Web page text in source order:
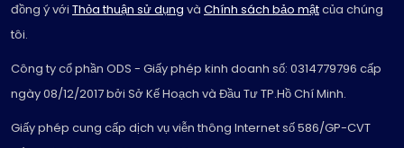
đồng ý với Thỏa thuận sử dụng và Chính sách bảo mậtcủa chúng
tôi.
Công ty cổ phần ODS - Giấy phép kinh doanh số: 0314779796 cấp
ngày 08/12/2017 bởi Sở Kế Hoạch và Đầu Tư TP.Hồ Chí Minh.
Giấy phép cung cấp dịch vụ viễn thông Internet số 586/GP-CVT